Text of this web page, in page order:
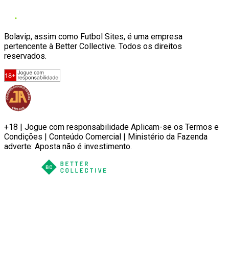
Bolavip, assim como Futbol Sites, é uma empresa
pertencente à Better Collective. Todos os direitos
reservados.
+18 | Jogue com responsabilidade Aplicam-se os Termos e
Condições | Conteúdo Comercial | Ministério da Fazenda
adverte: Aposta não é investimento.